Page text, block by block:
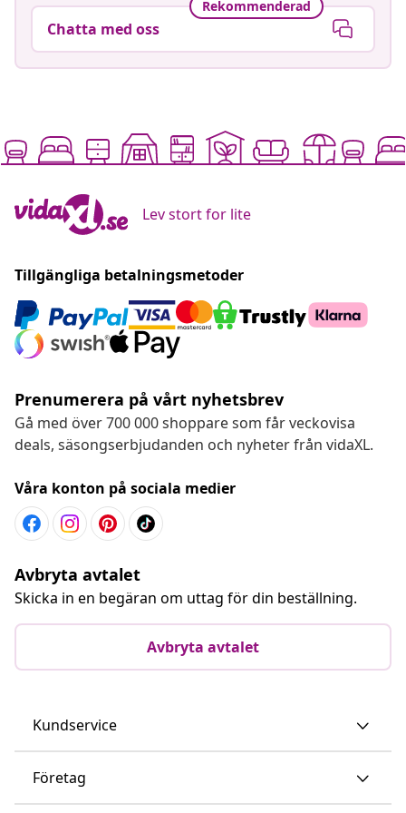
Rekommenderad
Chatta med oss
Lev stort for lite
Tillgängliga betalningsmetoder
Prenumerera på vårt nyhetsbrev
Gå med över 700 000 shoppare som får veckovisa
deals, säsongserbjudanden och nyheter från vidaXL.
Våra konton på sociala medier
Avbryta avtalet
Skicka in en begäran om uttag för din beställning.
Avbryta avtalet
Kundservice
Företag